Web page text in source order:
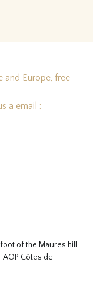
and Europe, free
a email :
of the Maures hill
Côtes de